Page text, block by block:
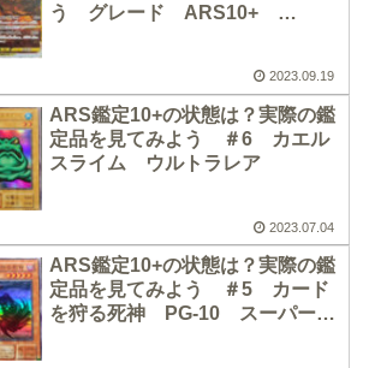
う グレード ARS10+
2023.09.19
ARS鑑定10+の状態は？実際の鑑
定品を見てみよう ＃6 カエル
スライム ウルトラレア
2023.07.04
ARS鑑定10+の状態は？実際の鑑
定品を見てみよう ＃5 カード
を狩る死神 PG-10 スーパーレ